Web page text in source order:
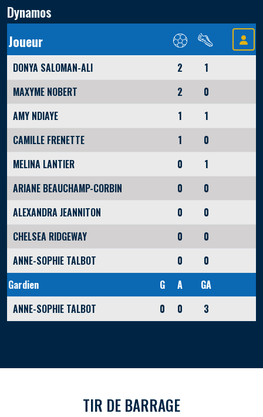
Dynamos
Joueur
DONYA SALOMAN-ALI 2
1
MAXYME NOBERT
2
0
AMY NDIAYE
1
1
CAMILLE FRENETTE
1
0
MELINA LANTIER
0
1
ARIANE BEAUCHAMP-CORBIN
0
0
ALEXANDRA JEANNITON
0
0
CHELSEA RIDGEWAY
0
0
ANNE-SOPHIE TALBOT
0
0
Gardien
G A
GA
ANNE-SOPHIE TALBOT
0 0 3
TIR DE BARRAGE